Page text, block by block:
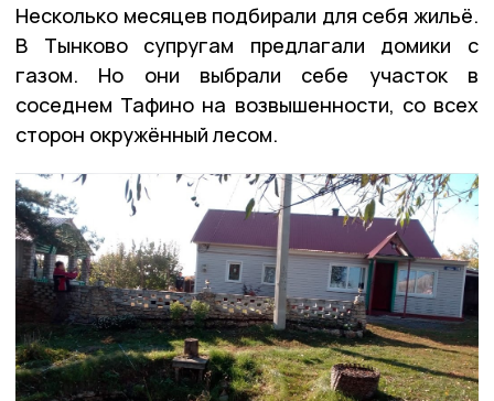
Несколько месяцев подбирали для себя жильё.
В Тынково супругам предлагали домики с
газом. Но они выбрали себе участок в
соседнем Тафино на возвышенности, со всех
сторон окружённый лесом.